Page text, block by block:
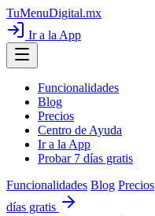
TuMenuDigital.mx
Ir a la App
Funcionalidades
Blog
Precios
Centro de Ayuda
Ir a la App
Probar 7 días gratis
Funcionalidades Blog Precios
días gratis